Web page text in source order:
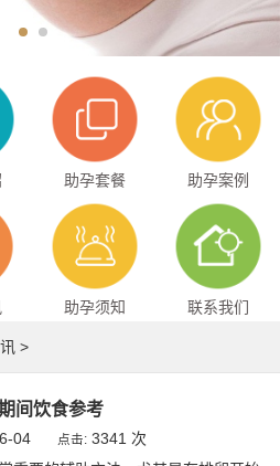
助孕套餐 助孕案例
助孕须知 联系我们
>
间饮食参考
04 点击: 3341 次